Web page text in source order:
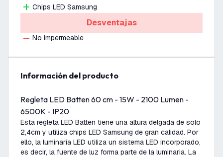
Chips LED Samsung
Desventajas
No impermeable
información del producto
Regleta LED Batten 60 cm - 15W - 2100 Lumen -
6500K - IP20
Esta regleta LED Batten tiene una altura delgada de solo
2,4cm y utiliza chips LED Samsung de gran calidad. Por
ello, la luminaria LED utiliza un sistema LED incorporado,
es decir, la fuente de luz forma parte de la luminaria. La